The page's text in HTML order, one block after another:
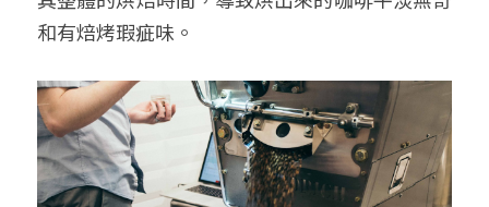
和有焙烤瑕疵味。